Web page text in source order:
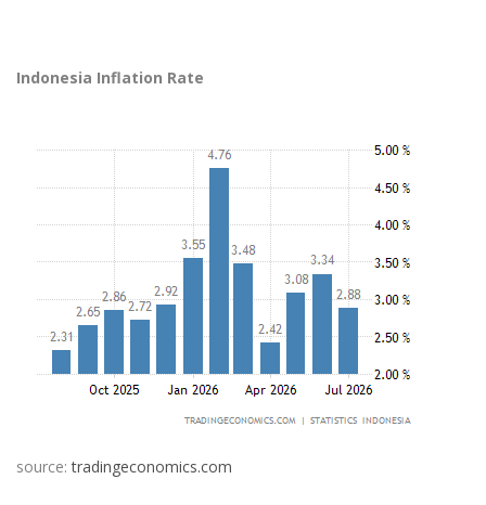
Indonesia Inflation Rate
source:tradingeconomics.com